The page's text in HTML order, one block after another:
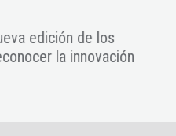
edición de los
la innovación